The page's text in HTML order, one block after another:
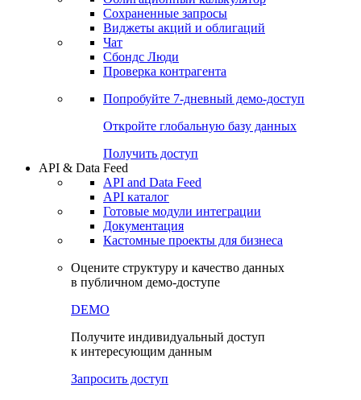
Сохраненные запросы
Виджеты акций и облигаций
Чат
Сбондс Люди
Проверка контрагента
Попробуйте 7-дневный демо-доступ
Откройте глобальную базу данных
Получить доступ
API & Data Feed
API and Data Feed
API каталог
Готовые модули интеграции
Документация
Кастомные проекты для бизнеса
Оцените структуру и качество данных
в публичном демо-доступе
DEMO
Получите индивидуальный доступ
к интересующим данным
Запросить доступ